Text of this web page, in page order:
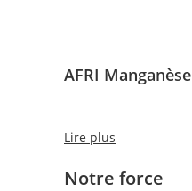
AFRI Manganèse
Lire plus
Notre force